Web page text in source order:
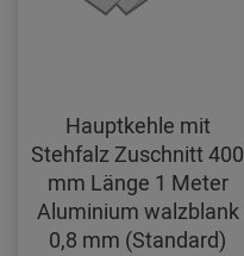
Hauptkehle mit
Stehfalz Zuschnitt 400
mm Länge 1 Meter
Aluminium walzblank
0,8 mm (Standard)